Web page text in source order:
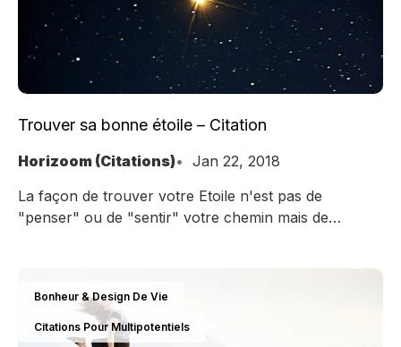
Trouver sa bonne étoile – Citation
Horizoom (Citations)
Jan 22, 2018
La façon de trouver votre Etoile n'est pas de
"penser" ou de "sentir" votre chemin mais de
Bonheur & Design De Vie
Citations Pour Multipotentiels